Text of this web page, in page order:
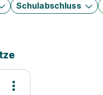
Schulabschluss